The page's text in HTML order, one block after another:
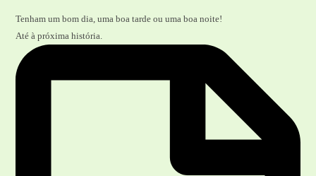
Tenham um bom dia, uma boa tarde ou uma boa noite!
Até à próxima história.